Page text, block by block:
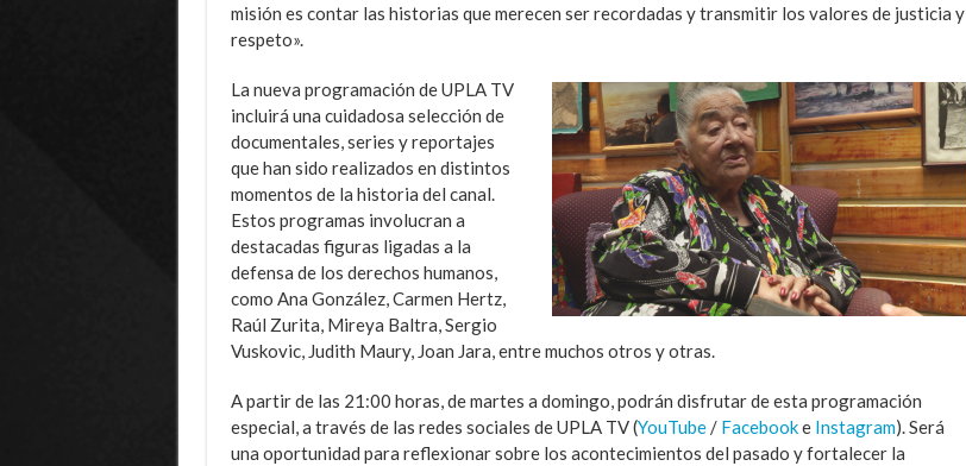
misión es contar las historias que merecen ser recordadas y transmitir los valores de justicia y
respeto».
La nueva programación de UPLA TV
incluirá una cuidadosa selección de
documentales, series y reportajes
que han sido realizados en distintos
momentos de la historia del canal.
Estos programas involucran a
destacadas figuras ligadas a la
defensa de los derechos humanos,
como Ana González, Carmen Hertz,
Raúl Zurita, Mireya Baltra, Sergio
Vuskovic, Judith Maury, Joan Jara, entre muchos otros y otras.
A partir de las 21:00 horas, de martes a domingo, podrán disfrutar de esta programación
especial, a través de las redes sociales de UPLA TV (YouTube/ Facebooke Instagram). Será
una oportunidad para reflexionar sobre los acontecimientos del pasado y fortalecer la